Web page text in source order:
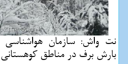
نت واش: سازمان هواشناسی
بارش برف در مناطق كوهستانی